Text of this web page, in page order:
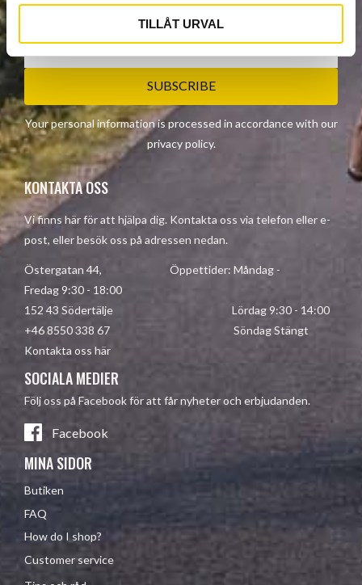
TILLÅT URVAL
NEWSLETTER
SUBSCRIBE
Your personal information is processed in accordance with our
privacy policy.
KONTAKTA OSS
Vi finns här för att hjälpa dig. Kontakta oss via telefon eller e-
post, eller besök oss på adressen nedan.
Östergatan 44, Öppettider: Måndag -
Fredag 9:30 - 18:00
152 43 Södertälje Lördag 9:30 - 14:00
+46 8550 338 67 Söndag Stängt
Kontakta oss här
SOCIALA MEDIER
Följ oss på Facebook för att får nyheter och erbjudanden.
Facebook
MINA SIDOR
Butiken
FAQ
How do I shop?
Customer service